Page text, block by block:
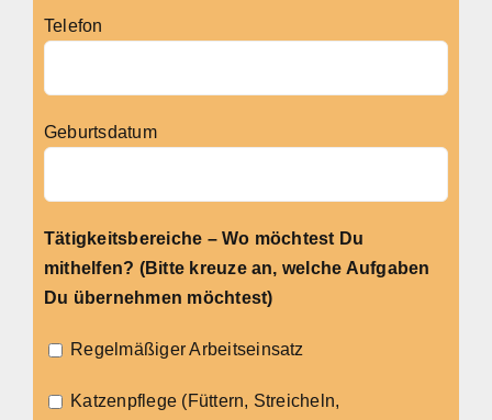
Telefon
Geburtsdatum
Tätigkeitsbereiche – Wo möchtest Du
mithelfen? (Bitte kreuze an, welche Aufgaben
Du übernehmen möchtest)
Regelmäßiger Arbeitseinsatz
Katzenpflege (Füttern, Streicheln,